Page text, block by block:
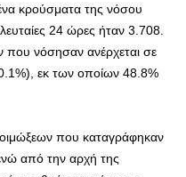
κρούσματα της νόσου
24 ώρες ήταν 3.708.
νόσησαν ανέρχεται σε
εκ των οποίων 48.8%
που καταγράφηκαν
από την αρχή της